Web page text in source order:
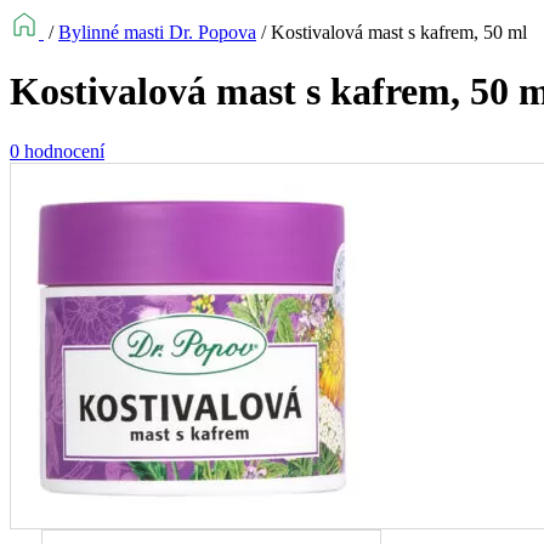
/Bylinné masti Dr. Popova /Kostivalová mast s kafrem, 50 ml
Kostivalová mast s kafrem, 50
0 hodnocení